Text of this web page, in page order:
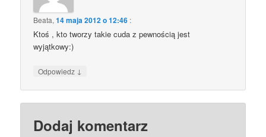
Beata,14 maja 2012 o 12:46 :
Ktoś , kto tworzy takie cuda z pewnością jest
wyjątkowy:)
Odpowiedz ↓
Dodaj komentarz